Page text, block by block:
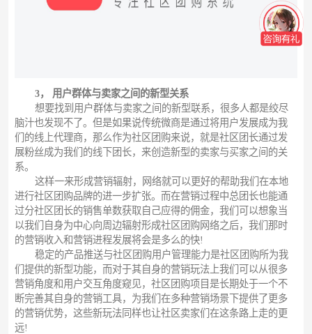
3， 用户群体与卖家之间的新型关系
想要找到用户群体与卖家之间的新型联系，很多人都是绞尽
脑汁也发现不了。但是如果说传统微商是通过将用户发展成为我
们的线上代理商，那么作为社区团购来说，就是社区团长通过发
展粉丝成为我们的线下团长，来创造新型的卖家与买家之间的关
系。
这样一来形成营销辐射，网络就可以更好的帮助我们在本地
进行社区团购品牌的进一步扩张。而在营销过程中总团长也能通
过分社区团长的销售单数获取自己应得的佣金，我们可以想象当
以我们自身为中心向周边辐射形成社区团购网络之后，我们那时
的营销收入和营销进程发展将会是多么的快!
稳定的产品推送与社区团购用户管理能力是社区团购所为我
们提供的新型功能，而对于其自身的营销玩法上我们可以从很多
营销角度和用户交互角度窥见，社区团购项目是长期处于一个不
断完善其自身的营销工具，为我们在多种营销场景下提供了更多
的营销优势，这些新玩法同样也让社区卖家们在这条路上走的更
远!